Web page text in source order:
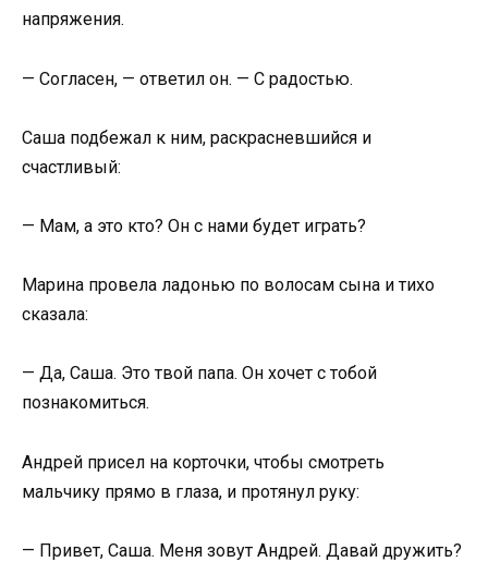
напряжения.
— Согласен, — ответил он. — С радостью.
Саша подбежал к ним, раскрасневшийся и
счастливый:
— Мам, а это кто? Он с нами будет играть?
Марина провела ладонью по волосам сына и тихо
сказала:
— Да, Саша. Это твой папа. Он хочет с тобой
познакомиться.
Андрей присел на корточки, чтобы смотреть
мальчику прямо в глаза, и протянул руку:
— Привет, Саша. Меня зовут Андрей. Давай дружить?